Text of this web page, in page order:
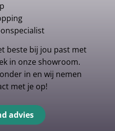
beste bij jou past met
in onze showroom.
in en wij nemen
met je op!
advies